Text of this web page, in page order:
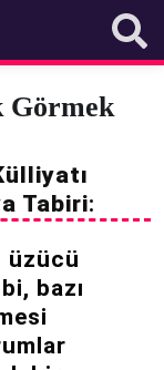
Görmek
Tabiri:
üzücü
bazı